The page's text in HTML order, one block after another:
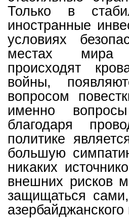
Только в
иностранные
условиях
местах мира
происходят
войны,
вопросом
именно
благодаря
политике
большую
никаких
внешних рисков
защищаться
азербайджанского